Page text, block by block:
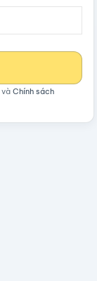
và Chính sách